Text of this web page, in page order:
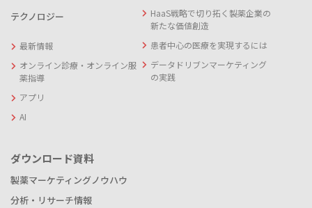
テクノロジー
最新情報
オンライン診療・オンライン服
薬指導
アプリ
AI
HaaS戦略で切り拓く製薬企業の
新たな価値創造
患者中心の医療を実現するには
データドリブンマーケティング
の実践
ダウンロード資料
製薬マーケティングノウハウ
分析・リサーチ情報